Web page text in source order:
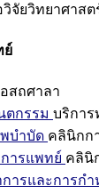
จัยวิทยาศาสต
ย์
สถศาลา
ตกรรม บริการ
บำบัด คลินิกก
ารแพทย์ คลินิ
ารและการกำ